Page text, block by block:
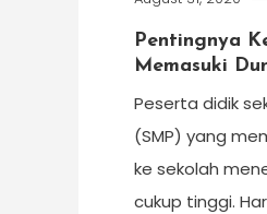
Pentingnya
Memasuki
Peserta didik
(SMP) yang
ke sekolah
cukup tinggi.